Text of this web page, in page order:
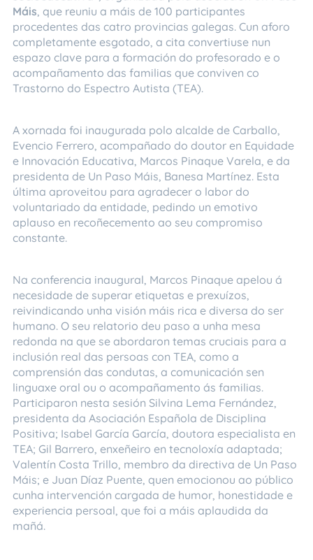
Máis, que reuniu a máis de 100 participantes
procedentes das catro provincias galegas. Cun aforo
completamente esgotado, a cita convertiuse nun
espazo clave para a formación do profesorado e o
acompañamento das familias que conviven co
Trastorno do Espectro Autista (TEA).
A xornada foi inaugurada polo alcalde de Carballo,
Evencio Ferrero, acompañado do doutor en Equidade
e Innovación Educativa, Marcos Pinaque Varela, e da
presidenta de Un Paso Máis, Banesa Martínez. Esta
última aproveitou para agradecer o labor do
voluntariado da entidade, pedindo un emotivo
aplauso en recoñecemento ao seu compromiso
constante.
Na conferencia inaugural, Marcos Pinaque apelou á
necesidade de superar etiquetas e prexuízos,
reivindicando unha visión máis rica e diversa do ser
humano. O seu relatorio deu paso a unha mesa
redonda na que se abordaron temas cruciais para a
inclusión real das persoas con TEA, como a
comprensión das condutas, a comunicación sen
linguaxe oral ou o acompañamento ás familias.
Participaron nesta sesión Silvina Lema Fernández,
presidenta da Asociación Española de Disciplina
Positiva; Isabel García García, doutora especialista en
TEA; Gil Barrero, enxeñeiro en tecnoloxía adaptada;
Valentín Costa Trillo, membro da directiva de Un Paso
Máis; e Juan Díaz Puente, quen emocionou ao público
cunha intervención cargada de humor, honestidade e
experiencia persoal, que foi a máis aplaudida da
mañá.